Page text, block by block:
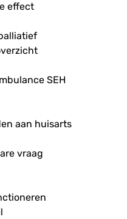
effect
SEH
aan huisarts
vraag